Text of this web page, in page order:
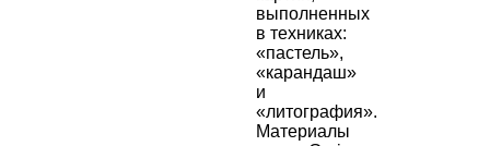
выполненных
в техниках:
«пастель»,
«карандаш»
и
«литография».
Материалы